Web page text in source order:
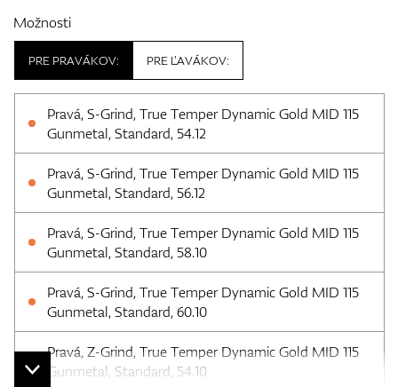
Darčekové poukážky
Možnosti
PRE PRAVÁKOV:
Pravá, S-Grind, True Temper Dynamic Gold MID 115
Gunmetal, Standard, 54.12
Pravá, S-Grind, True Temper Dynamic Gold MID 115
Gunmetal, Standard, 56.12
Pravá, S-Grind, True Temper Dynamic Gold MID 115
Gunmetal, Standard, 58.10
Pravá, S-Grind, True Temper Dynamic Gold MID 115
Gunmetal, Standard, 60.10
Pravá, Z-Grind, True Temper Dynamic Gold MID 115
Gunmetal, Standard, 54.10
PRE ĽAVÁKOV: